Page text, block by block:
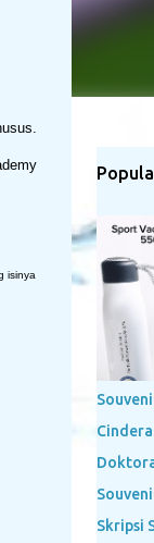
isinya
Skripsi